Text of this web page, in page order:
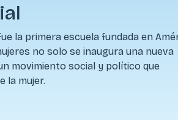
la primera escuela fundada en
no solo se inaugura una nueva
movimiento social y político que
la mujer.